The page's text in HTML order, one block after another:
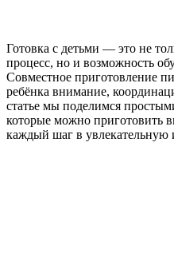
Готовка с детьми — это не
процесс, но и возможность
Совместное приготовление
ребёнка внимание,
статье мы поделимся
которые можно приготовить
каждый шаг в увлекательную